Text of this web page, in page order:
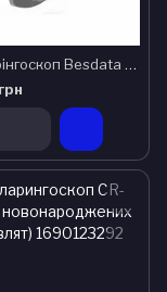
Відеоларінгоскоп Besdata А20